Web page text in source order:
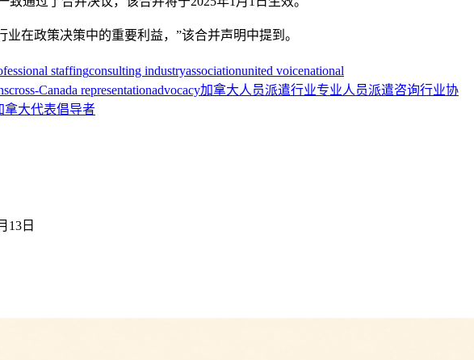
在政策决策中的重要利益，”该合并声明中提到。
staffingconsulting industryassociationunited voicenational
cross-Canada representationadvocacy加拿大人员派遣行业专业人员派遣咨询行业协
拿大代表倡导者
13日